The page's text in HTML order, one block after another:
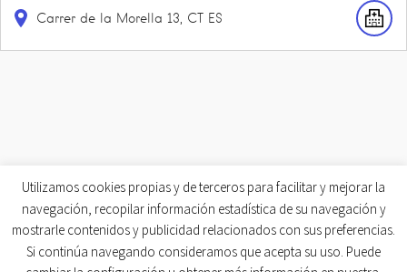
Carrer de la Morella 13 CT ES
Utilizamos cookies propias y de terceros para facilitar y mejorar la
navegación, recopilar información estadística de su navegación y
mostrarle contenidos y publicidad relacionados con sus preferencias.
Si continúa navegando consideramos que acepta su uso. Puede